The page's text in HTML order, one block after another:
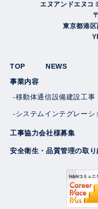
エヌアンドエヌコ
東京都港
TOP
NEWS
事業内容
-移動体通信設備建設工事
-システムインテグレーシ
工事協力会社様募集
安全衛生・品質管理の取り